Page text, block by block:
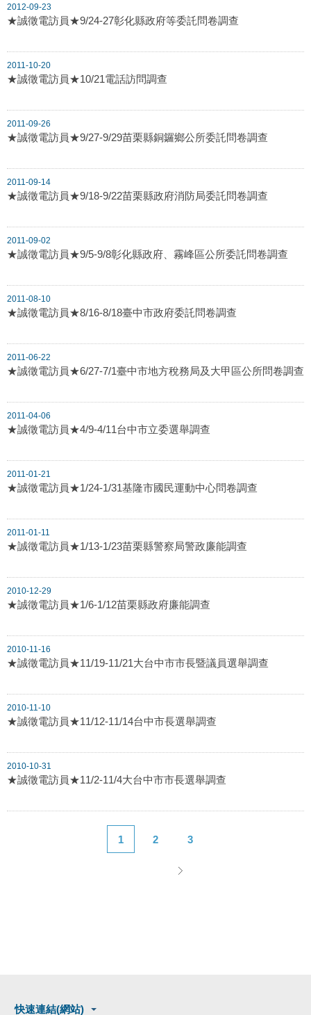
2012-09-23
★誠徵電訪員★9/24-27彰化縣政府等委託問卷調查
2011-10-20
★誠徵電訪員★10/21電話訪問調查
2011-09-26
★誠徵電訪員★9/27-9/29苗栗縣銅鑼鄉公所委託問卷調查
2011-09-14
★誠徵電訪員★9/18-9/22苗栗縣政府消防局委託問卷調查
2011-09-02
★誠徵電訪員★9/5-9/8彰化縣政府、霧峰區公所委託問卷調查
2011-08-10
★誠徵電訪員★8/16-8/18臺中市政府委託問卷調查
2011-06-22
★誠徵電訪員★6/27-7/1臺中市地方稅務局及大甲區公所問卷調查
2011-04-06
★誠徵電訪員★4/9-4/11台中市立委選舉調查
2011-01-21
★誠徵電訪員★1/24-1/31基隆市國民運動中心問卷調查
2011-01-11
★誠徵電訪員★1/13-1/23苗栗縣警察局警政廉能調查
2010-12-29
★誠徵電訪員★1/6-1/12苗栗縣政府廉能調查
2010-11-16
★誠徵電訪員★11/19-11/21大台中市市長暨議員選舉調查
2010-11-10
★誠徵電訪員★11/12-11/14台中市長選舉調查
2010-10-31
★誠徵電訪員★11/2-11/4大台中市市長選舉調查
1 2 3
快速連結(網站)